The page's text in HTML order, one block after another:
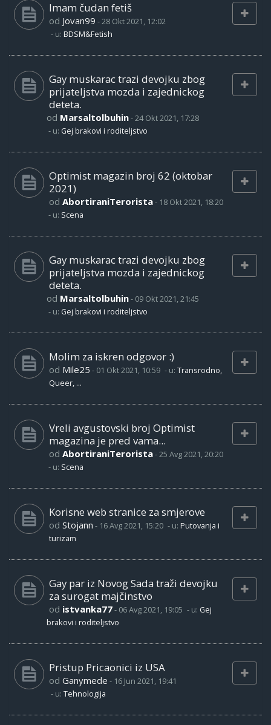
Imam čudan fetiš
od Jovan99 -28 Okt 2021, 12:02
- u: BDSM&Fetish
Gay muskarac trazi devojku zbog
prijateljstva mozda i zajednickog
deteta.
od Marsaltolbuhin-24 Okt 2021, 17:28
- u: Gej brakovi i roditeljstvo
Optimist magazin broj 62 (oktobar
2021)
od AbortiraniTerorista- 18 Okt 2021, 18:20
- u: Scena
Gay muskarac trazi devojku zbog
prijateljstva mozda i zajednickog
deteta.
od Marsaltolbuhin- 09 Okt 2021, 21:45
- u: Gej brakovi i roditeljstvo
Molim za iskren odgovor :)
od Mile25 - 01 Okt 2021, 10:59 - u: Transrodno,
Queer, ...
Vreli avgustovski broj Optimist
magazina je pred vama...
od AbortiraniTerorista-25 Avg 2021, 20:20
- u: Scena
Korisne web stranice za smjerove
od Stojann - 16 Avg 2021, 15:20 - u: Putovanja i
turizam
Gay par iz Novog Sada traži devojku
za surogat majčinstvo
od istvanka77- 06 Avg 2021, 19:05 - u: Gej
brakovi i roditeljstvo
Pristup Pricaonici iz USA
od Ganymede - 16 Jun 2021, 19:41
- u: Tehnologija